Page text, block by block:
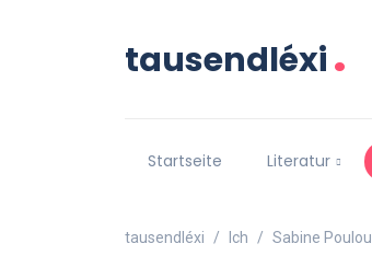
tausendléxi.
Startseite Literatur
tausendléxi Ich Sabine Poulou